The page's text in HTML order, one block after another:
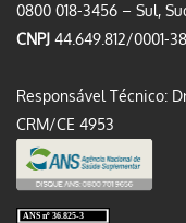
0800 018-3456 – Sul,
CNPJ 44.649.812/0001-38
Responsável Técnico:
CRM/CE 4953